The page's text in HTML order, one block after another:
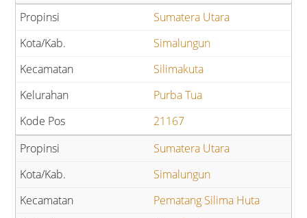
Sumatera Utara
Simalungun
Silimakuta
Purba Tua
21167
Sumatera Utara
Simalungun
Pematang Silima Huta